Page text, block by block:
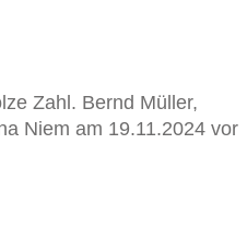
Zahl. Bernd Müller,
Niem am 19.11.2024 vor